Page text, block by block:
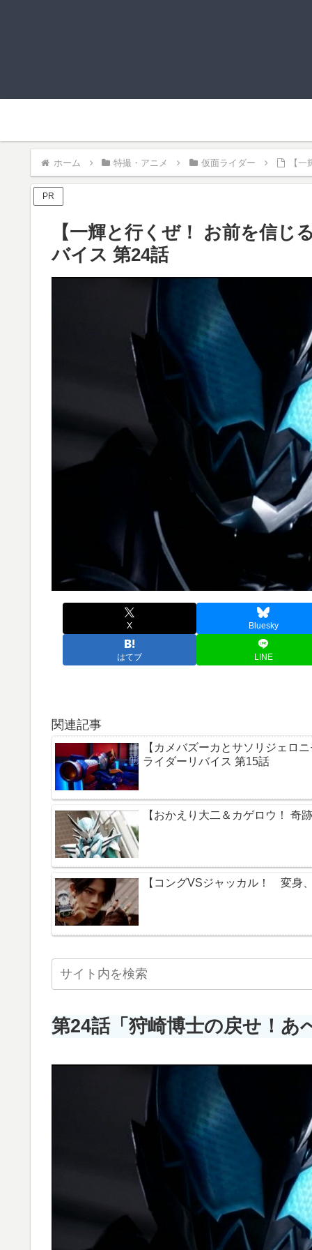
ホーム 特撮・アニメ 仮面ライダー 【
PR
【一輝と行くぜ！ お前を信じ
バイス 第24話
X Bluesky
はてブ LINE
関連記事
【カメバズーカとサソリジェロ
ライダーリバイス 第15話
【おかえり大二＆カゲロウ！ 奇
【コングVSジャッカル！ 変身
第24話「狩崎博士の戻せ！あ